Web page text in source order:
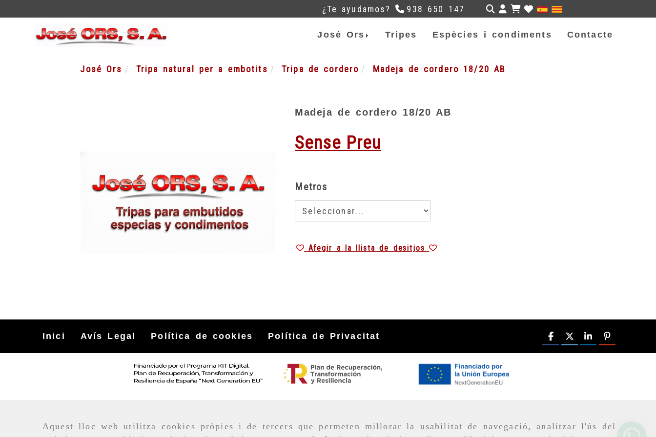
Aquest lloc web utilitza cookies pròpies i de tercers que permeten millorar la usabilitat de navegació, analitzar l'ús del
¿Te ayudamos? 938 650 147 Identifícat
José Ors Tripes Espècies i condiments Contacte
José Ors Tripa natural per a embotits Tripa de cordero Madeja de cordero 18/20 AB
Madeja de cordero 18/20 AB
Sense Preu
Metros
Afegir a la llista de desitjos
Inici Avís Legal Política de cookies Política de Privacitat